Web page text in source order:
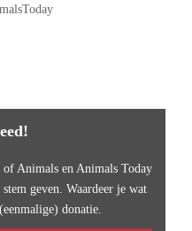
Animals en Animals Today
geven. Waardeer je wat
donatie.